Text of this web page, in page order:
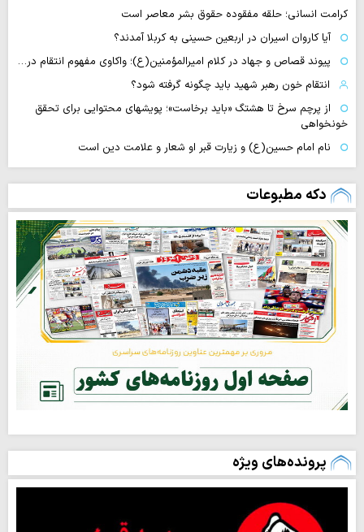
کرامت انسانی؛ حلقه مفقوده حقوق بشر معاصر است
آیا کاروان اسیران در اربعین حسینی به کربلا آمدند؟
پیوند قصاص و جهاد در کلام امیرالمؤمنین(ع)؛ واکاوی مفهوم انتقام در…
انتقام خون رهبر شهید باید چگونه گرفته شود؟
از پرچم سرخ تا هشتگ «باید برخاست»؛ پویشهای محتوایی برای تحقق
خونخواهی
نام امام حسین(ع) و زیارت قبر او شعار و علامت دین است
دکه مطبوعات
پرونده‌های ویژه